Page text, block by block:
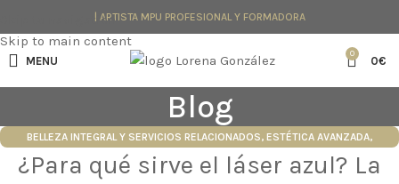
Skip to navigation
Skip to main content
| ARTISTA MPU PROFESIONAL Y FORMADORA
MENU
0
0€
Blog
BELLEZA INTEGRAL Y SERVICIOS RELACIONADOS, ESTÉTICA AVANZADA,
TENDENCIAS Y NOVEDADES
¿Para qué sirve el láser azul? La